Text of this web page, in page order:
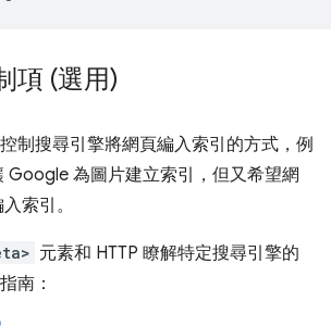
項 (選用)
制搜尋引擎將網頁編入索引的方式，例
Google 為圖片建立索引，但又希望網
索引。
元素和 HTTP 瞭解特定搜尋引擎的
南：